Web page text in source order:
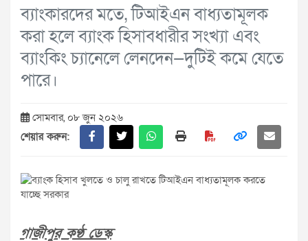
ব্যাংকারদের মতে, টিআইএন বাধ্যতামূলক
করা হলে ব্যাংক হিসাবধারীর সংখ্যা এবং
ব্যাংকিং চ্যানেলে লেনদেন—দুটিই কমে যেতে
পারে।
সোমবার, ০৮ জুন ২০২৬
শেয়ার করুন:
গাজীপুর কণ্ঠ ডেস্ক